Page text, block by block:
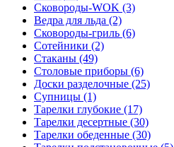
Сковороды-WOK (3)
Ведра для льда (2)
Сковороды-гриль (6)
Сотейники (2)
Стаканы (49)
Столовые приборы (6)
Доски разделочные (25)
Супницы (1)
Тарелки глубокие (17)
Тарелки десертные (30)
Тарелки обеденные (30)